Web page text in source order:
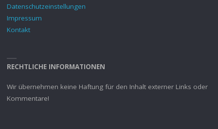
Datenschutzeinstellungen
Impressum
Kontakt
RECHTLICHE INFORMATIONEN
Wir übernehmen keine Haftung für den Inhalt externer Links oder
Kommentare!